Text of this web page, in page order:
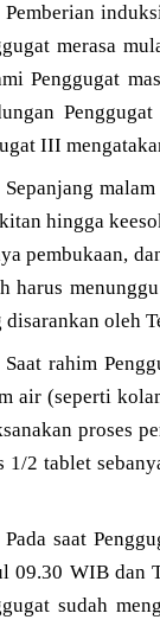
Pemberian
merasa
Penggugat
III
Sepanjang
hingga
pembukaan,
harus
disarankan oleh
Saat rahim
air (seperti
proses
1/2 tablet
Pada saat
09.30 WIB dan
sudah